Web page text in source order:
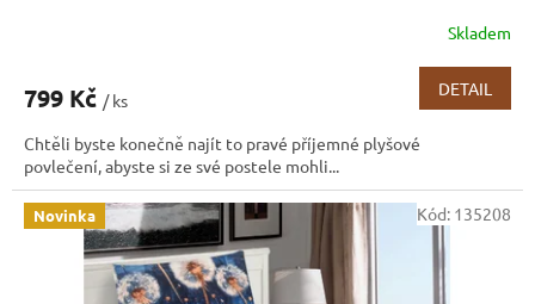
Skladem
799 Kč / ks
DETAIL
Chtěli byste konečně najít to pravé příjemné plyšové
povlečení, abyste si ze své postele mohli...
Novinka Kód: 135208